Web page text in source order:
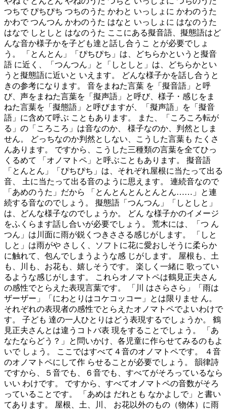
つちで ぴちぴち つちのうた かわと いっしょに かわのうた
かわで つんつん かわのうた はなと いっしょに はなのうた
はなで しとしと はなのうた ここにある擬音語、擬態語はど
んな音か様子かを子ども達と話し合うこ とが必要でしょ
う。 「とんとん」「ぴちぴち」は、どちらかというと擬音
語 に近く、「つんつん」と「しとしと」は、どちらかとい
うと擬態語に近いと いえます。 どんな様子かを話し合うと
きの参考になります。 音をまねた言葉 を「擬音語」と呼
び、声をまねた言葉を「擬声語」と呼び、様子・感じをま
ねた言葉を「擬態語」と呼びますが、「擬声語」を「擬音
語」に含めて呼ぶ こともあります。 また、「ころころ転が
る」の「ころころ」は音なのか、 様子なのか、判然としま
せん。 どっちなのか判然としない、こうした言葉も たくさ
んあります。 ですから、こうした三種類の言葉を全てひっ
くるめて 「オノマトペ」と呼ぶこともあります。 擬音語
「とんとん」「ぴちぴち」は、それぞれ屋根に当たって出る
音、 土に当たって出る音のように思えます。 連続音なので
「あめのうた」だから 「とんとんとんとんとん……」と連
続する音なのでしょう。 擬態語「つんつん」「しとしと」
は、どんな様子なのでしょうか。 どん な様子かのイメージ
をふくらます話し合いが必要でしょう。 荒木には、「つ ん
つん」は川面に雨が鋭くつきささる感じがします。 「しと
しと」は雨がや さしく、ソフトに花に愛おしそうに柔らか
に触れて、包んでしまうような感 じがします。 屋根も、土
も、川も、お花も、嬉しそうです。 楽しく一緒に 歌ってい
るような感じがします。 これらオノマトペは鶴見正夫さん
の感性でとらえた表現言葉です。 「川 はさらさら」「雨は
ザーザー」「にわとりはコケコッコー」とは限りませ ん。
それぞれの表現者の感性でとらえたオノマトペでよいわけで
す。 子ども 達の一人ひとりはどう表現するでしょうか。 鶴
見正夫さんとは違うコトバ表 現をすることでしょう。 「あ
なたならどう？」と問いかけ、各児童に作らせてみるのもよ
いで しょう。 ここではすべて４音のオノマトペです。 ４音
のオノマトペにして作 らせることが必要でしょう。 韻律詩
ですから、５音でも、６音でも、すべてがそろっているなら
いい わけです。 ですから、すべてオノマトペの音数がそろ
っていることです。 「あめは だれとも なかよしで」と書い
てあります。 屋根、土、川、 お花以外のもの（物体）に雨